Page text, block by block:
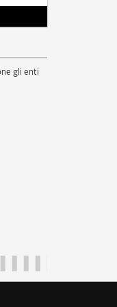
gli enti